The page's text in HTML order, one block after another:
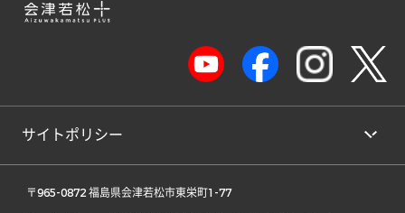
サイトポリシー
〒965-0872 福島県会津若松市東栄町1-77